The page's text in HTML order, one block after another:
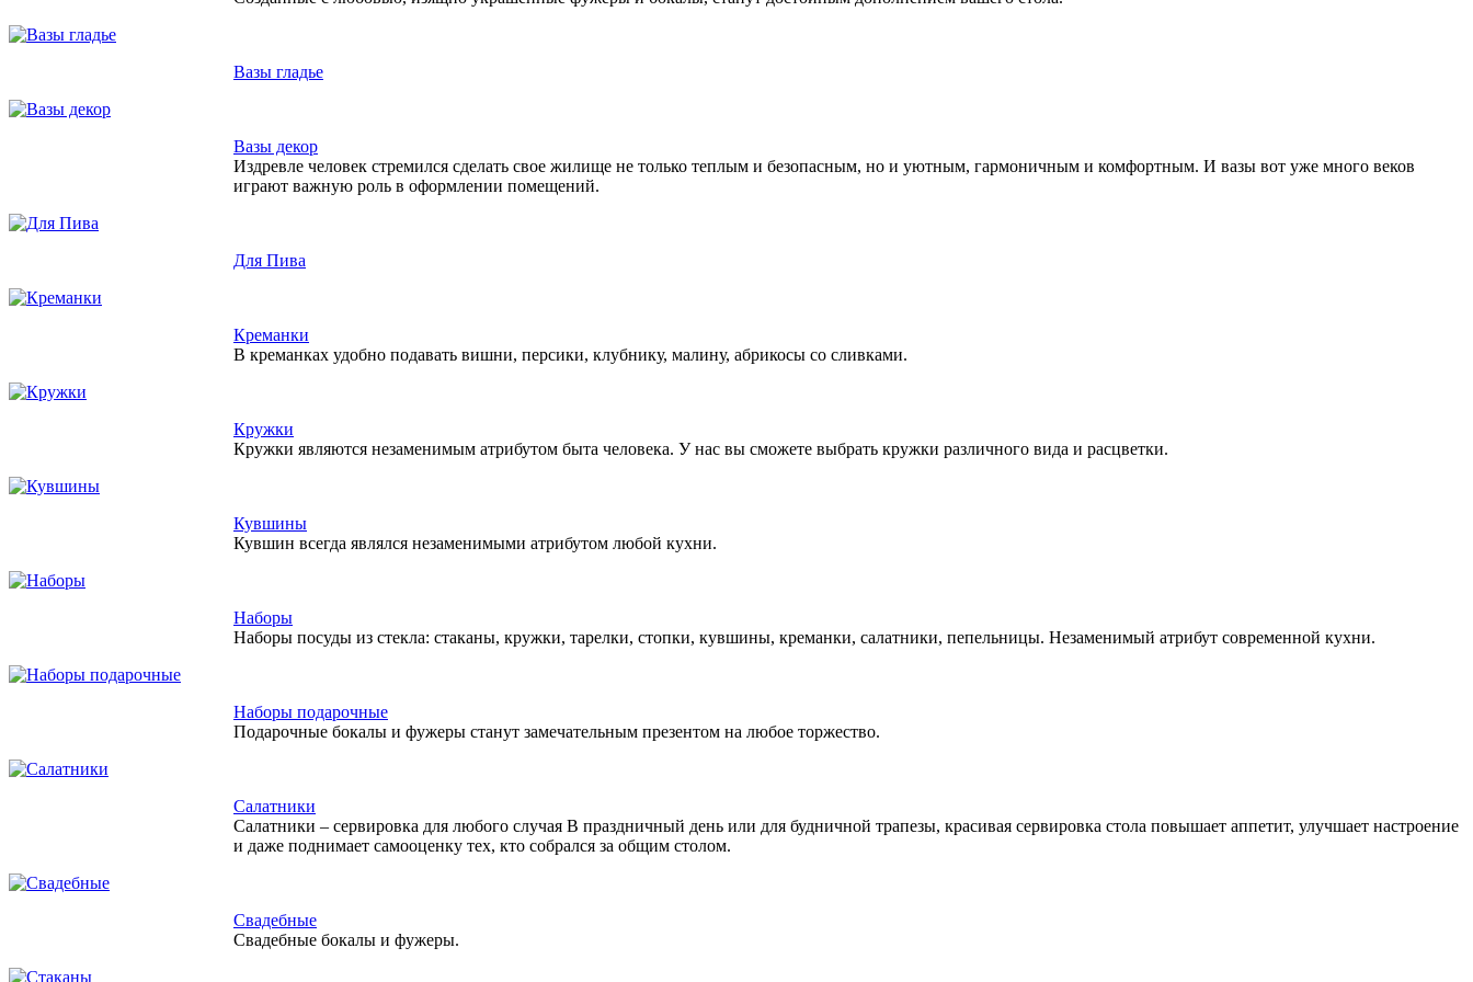
Вазы гладье
Вазы декор
Издревле человек стремился сделать свое жилище не только теплым и безопасным, но и уютным, гармоничным и комфортным. И вазы вот уже много веков
играют важную роль в оформлении помещений.
Для Пива
Креманки
В креманках удобно подавать вишни, персики, клубнику, малину, абрикосы со сливками.
Кружки
Кружки являются незаменимым атрибутом быта человека. У нас вы сможете выбрать кружки различного вида и расцветки.
Кувшины
Кувшин всегда являлся незаменимыми атрибутом любой кухни.
Наборы
Наборы посуды из стекла: стаканы, кружки, тарелки, стопки, кувшины, креманки, салатники, пепельницы. Незаменимый атрибут современной кухни.
Наборы подарочные
Подарочные бокалы и фужеры станут замечательным презентом на любое торжество.
Салатники
Салатники – сервировка для любого случая В праздничный день или для будничной трапезы, красивая сервировка стола повышает аппетит, улучшает настроение
и даже поднимает самооценку тех, кто собрался за общим столом.
Свадебные
Свадебные бокалы и фужеры.